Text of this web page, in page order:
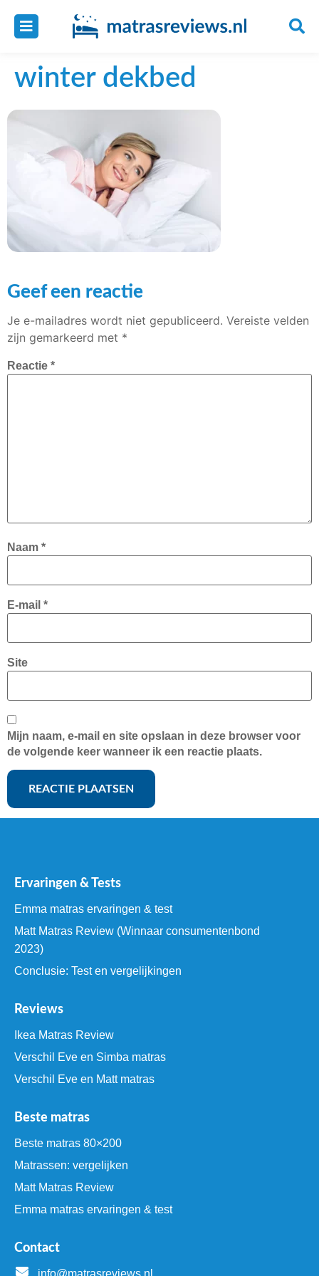
winter dekbed
Geef een reactie
Je e-mailadres wordt niet gepubliceerd. Vereiste velden
zijn gemarkeerd met *
Reactie *
Naam *
E-mail *
Site
Mijn naam, e-mail en site opslaan in deze browser voor
de volgende keer wanneer ik een reactie plaats.
Ervaringen & Tests
Emma matras ervaringen & test
Matt Matras Review (Winnaar consumentenbond
2023)
Conclusie: Test en vergelijkingen
Reviews
Ikea Matras Review
Verschil Eve en Simba matras
Verschil Eve en Matt matras
Beste matras
Beste matras 80×200
Matrassen: vergelijken
Matt Matras Review
Emma matras ervaringen & test
Contact